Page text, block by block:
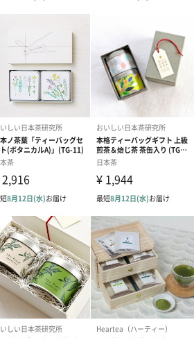
ベースの玄米茶）個包装ティーバッグ4袋（各
塩漬け桜花4本
縦6.5ｃｍ×高さ20cm
オプション情報
届けします。